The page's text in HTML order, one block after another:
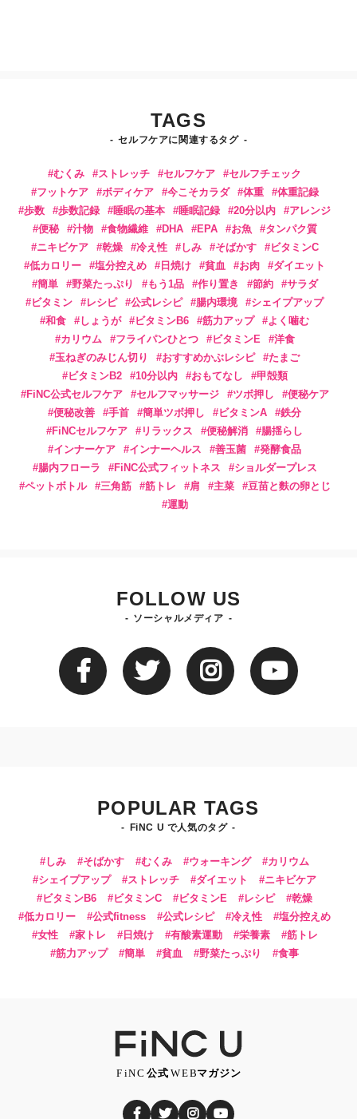
TAGS
セルフケアに関連するタグ
むくみ ストレッチ セルフケア
セルフチェック
フットケア
ボディケア 今こそカラダ 体重
体重記録
歩数
歩数記録 睡眠の基本 睡眠記録 20分以内
アレンジ
便秘
汁物 食物繊維 DHA EPA お魚
タンパク質
ニキビケア
乾燥 冷え性 しみ そばかす
ビタミンC
低カロリー
塩分控えめ 日焼け 貧血 お肉
ダイエット
簡単
野菜たっぷり もう1品 作り置き 節約
サラダ
ビタミン
レシピ 公式レシピ 腸内環境
シェイプアップ
和食
しょうが ビタミンB6 筋力アップ
よく噛む
カリウム
フライパンひとつ ビタミンE
洋食
玉ねぎのみじん切り
おすすめかぶレシピ
たまご
ビタミンB2
10分以内 おもてなし
甲殻類
FiNC公式セルフケア
セルフマッサージ ツボ押し
便秘ケア
便秘改善
手首 簡単ツボ押し ビタミンA
鉄分
FiNCセルフケア
リラックス 便秘解消
腸揺らし
インナーケア
インナーヘルス 善玉菌
発酵食品
腸内フローラ
FiNC公式フィットネス
ショルダープレス
ペットボトル
三角筋 筋トレ 肩 主菜
豆苗と麩の卵とじ
運動
FOLLOW US
ソーシャルメディア
POPULAR TAGS
FiNC U で人気のタグ
しみ そばかす むくみ ウォーキング
カリウム
シェイプアップ
ストレッチ ダイエット
ニキビケア
ビタミンB6
ビタミンC ビタミンE レシピ
乾燥
低カロリー
公式fitness 公式レシピ 冷え性
塩分控えめ
女性
家トレ 日焼け 有酸素運動 栄養素
筋トレ
筋力アップ
簡単 貧血 野菜たっぷり 食事